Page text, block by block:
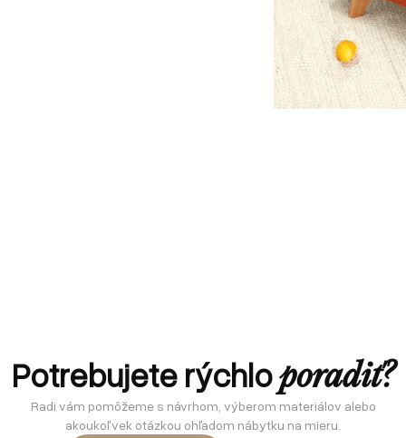
Potrebujete rýchloporadiť?
Radi vám pomôžeme s návrhom, výberom materiálov alebo
akoukoľvek otázkou ohľadom nábytku na mieru.